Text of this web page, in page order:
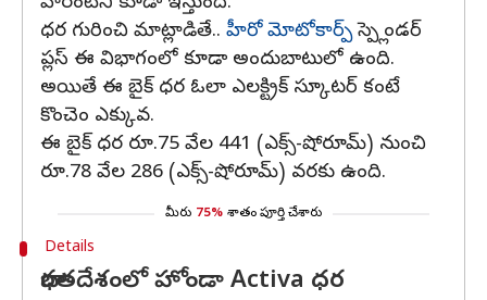
ధర గురించి మాట్లాడితే.. హీరో మోటోకార్ప్స్ప్లెండర్
ప్లస్ ఈ విభాగంలో కూడా అందుబాటులో ఉంది.
అయితే ఈ బైక్ ధర ఓలా ఎలక్ట్రిక్ స్కూటర్ కంటే
కొంచెం ఎక్కువ.
ఈ బైక్ ధర రూ.75 వేల 441 (ఎక్స్-షోరూమ్) నుంచి
రూ.78 వేల 286 (ఎక్స్-షోరూమ్) వరకు ఉంది.
మీరు 75% శాతం పూర్తి చేశారు
Details
భారతదేశంలో హోండా Activa ధర